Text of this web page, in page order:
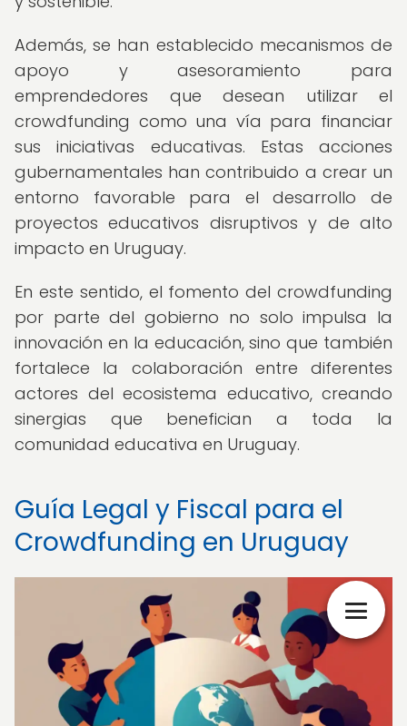
Además, se han establecido mecanismos de
apoyo y asesoramiento para
emprendedores que desean utilizar el
crowdfunding como una vía para financiar
sus iniciativas educativas. Estas acciones
gubernamentales han contribuido a crear un
entorno favorable para el desarrollo de
proyectos educativos disruptivos y de alto
impacto en Uruguay.
En este sentido, el fomento del crowdfunding
por parte del gobierno no solo impulsa la
innovación en la educación, sino que también
fortalece la colaboración entre diferentes
actores del ecosistema educativo, creando
sinergias que benefician a toda la
comunidad educativa en Uruguay.
Guía Legal y Fiscal para el
Crowdfunding en Uruguay